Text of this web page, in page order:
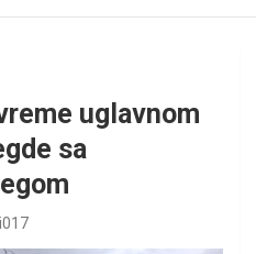
uglavnom
sa